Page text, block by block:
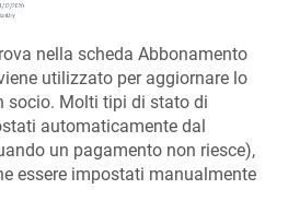
nella scheda Abbonamento
utilizzato per aggiornare lo
socio. Molti tipi di stato di
automaticamente dal
un pagamento non riesce),
essere impostati manualmente